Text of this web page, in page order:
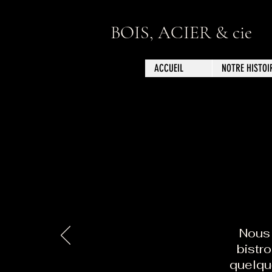
BOIS, ACIER & cie
ACCUEIL NOTRE
bistro